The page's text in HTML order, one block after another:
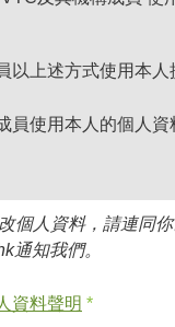
以上述方式使用本
員使用本人的個人
個人資料，請連同
通知我們。
資料聲明 *